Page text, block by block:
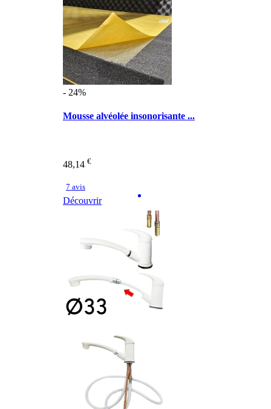
- 24%
Mousse alvéolée insonorisante ...
48,14 €
7 avis
Découvrir